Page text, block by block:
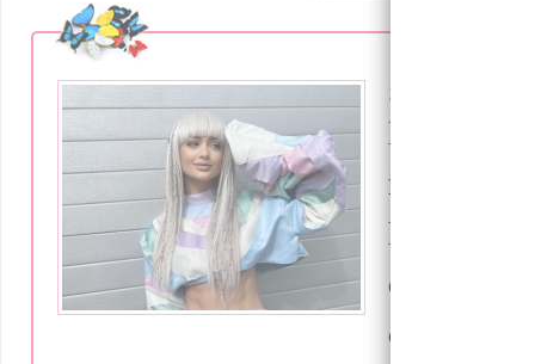
21 Апреля
Prima
Beregoi!
engleză,
cu Erik